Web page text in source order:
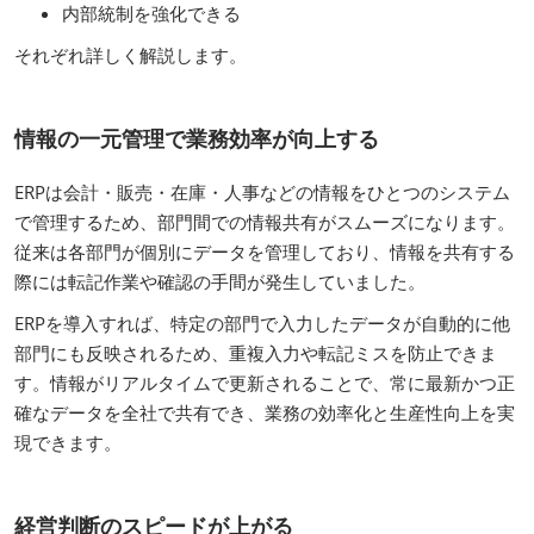
内部統制を強化できる
それぞれ詳しく解説します。
情報の一元管理で業務効率が向上する
ERPは会計・販売・在庫・人事などの情報をひとつのシステム
で管理するため、部門間での情報共有がスムーズになります。
従来は各部門が個別にデータを管理しており、情報を共有する
際には転記作業や確認の手間が発生していました。
ERPを導入すれば、特定の部門で入力したデータが自動的に他
部門にも反映されるため、重複入力や転記ミスを防止できま
す。情報がリアルタイムで更新されることで、常に最新かつ正
確なデータを全社で共有でき、業務の効率化と生産性向上を実
現できます。
経営判断のスピードが上がる